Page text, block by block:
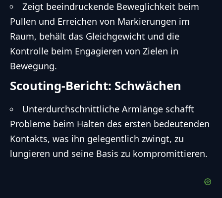
Zeigt beeindruckende Beweglichkeit beim
Pullen und Erreichen von Markierungen im
Raum, behält das Gleichgewicht und die
Kontrolle beim Engagieren von Zielen in
Bewegung.
Scouting-Bericht: Schwächen
Unterdurchschnittliche Armlänge schafft
Probleme beim Halten des ersten bedeutenden
Kontakts, was ihn gelegentlich zwingt, zu
lungieren und seine Basis zu kompromittieren.